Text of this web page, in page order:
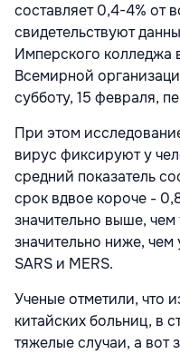
составляет 0,4-4% от
свидетельствуют
Имперского колледжа
Всемирной
субботу, 15 февраля,
При этом
вирус фиксируют у
средний показатель
срок вдвое короче -
значительно выше, чем
значительно ниже,
SARS и MERS.
Ученые отметили, что
китайских больниц, в
тяжелые случаи, а вот